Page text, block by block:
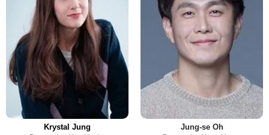
Krystal Jung Jung-se Oh